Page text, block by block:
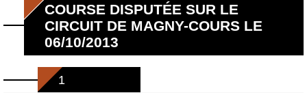
COURSE DISPUTÉE SUR LE
CIRCUIT DE MAGNY-COURS LE
06/10/2013
1